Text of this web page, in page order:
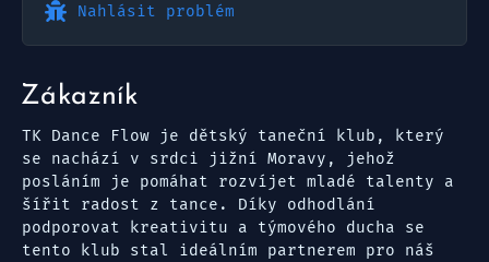
Nahlásit problém
Zákazník
TK Dance Flow je dětský taneční klub, který
se nachází v srdci jižní Moravy, jehož
posláním je pomáhat rozvíjet mladé talenty a
šířit radost z tance. Díky odhodlání
podporovat kreativitu a týmového ducha se
tento klub stal ideálním partnerem pro náš